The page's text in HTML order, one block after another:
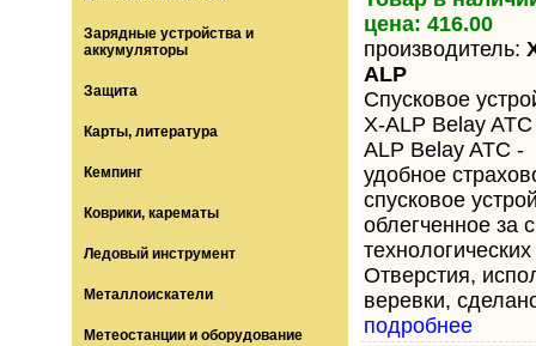
Зарядные устройства и
аккумуляторы
Защита
Карты, литература
Кемпинг
Коврики, карематы
Ледовый инструмент
Металлоискатели
Метеостанции и оборудование
цена: 416.00
производитель:
ALP
Спусковое
X-ALP Belay
ALP Belay ATC -
удобное
спусковое
облегченное за
Отверстия,
веревки,
подробнее